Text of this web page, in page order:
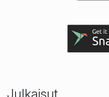
Julkaisut